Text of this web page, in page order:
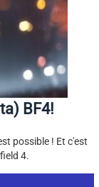
BF4!
possible ! Et c'est
4.